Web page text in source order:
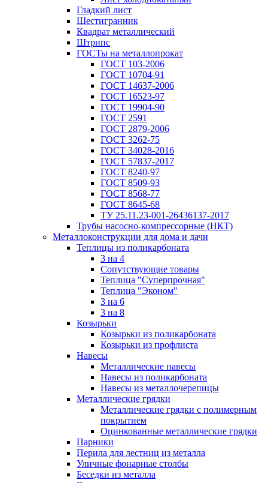
Гладкий лист
Шестигранник
Квадрат металлический
Штрипс
ГОСТы на металлопрокат
ГОСТ 103-2006
ГОСТ 10704-91
ГОСТ 14637-2006
ГОСТ 16523-97
ГОСТ 19904-90
ГОСТ 2591
ГОСТ 2879-2006
ГОСТ 3262-75
ГОСТ 34028-2016
ГОСТ 57837-2017
ГОСТ 8240-97
ГОСТ 8509-93
ГОСТ 8568-77
ГОСТ 8645-68
ТУ 25.11.23-001-26436137-2017
Трубы насосно-компрессорные (НКТ)
Металлоконструкции для дома и дачи
Теплицы из поликарбоната
3 на 4
Сопутствующие товары
Теплица "Суперпрочная"
Теплица "Эконом"
3 на 6
3 на 8
Козырьки
Козырьки из поликарбоната
Козырьки из профлиста
Навесы
Металлические навесы
Навесы из поликарбоната
Навесы из металлочерепицы
Металлические грядки
Металлические грядки с полимерным
покрытием
Оцинкованные металлические грядки
Парники
Перила для лестниц из металла
Уличные фонарные столбы
Беседки из металла